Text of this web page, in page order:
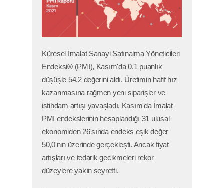
Küresel İmalat Sanayi Satınalma Yöneticileri
Endeksi® (PMI), Kasım'da 0,1 puanlık
düşüşle 54,2 değerini aldı. Üretimin hafif hız
kazanmasına rağmen yeni siparişler ve
istihdam artışı yavaşladı. Kasım'da İmalat
PMI endekslerinin hesaplandığı 31 ulusal
ekonomiden 26'sında endeks eşik değer
50,0'nin üzerinde gerçekleşti. Ancak fiyat
artışları ve tedarik gecikmeleri rekor
düzeylere yakın seyretti.